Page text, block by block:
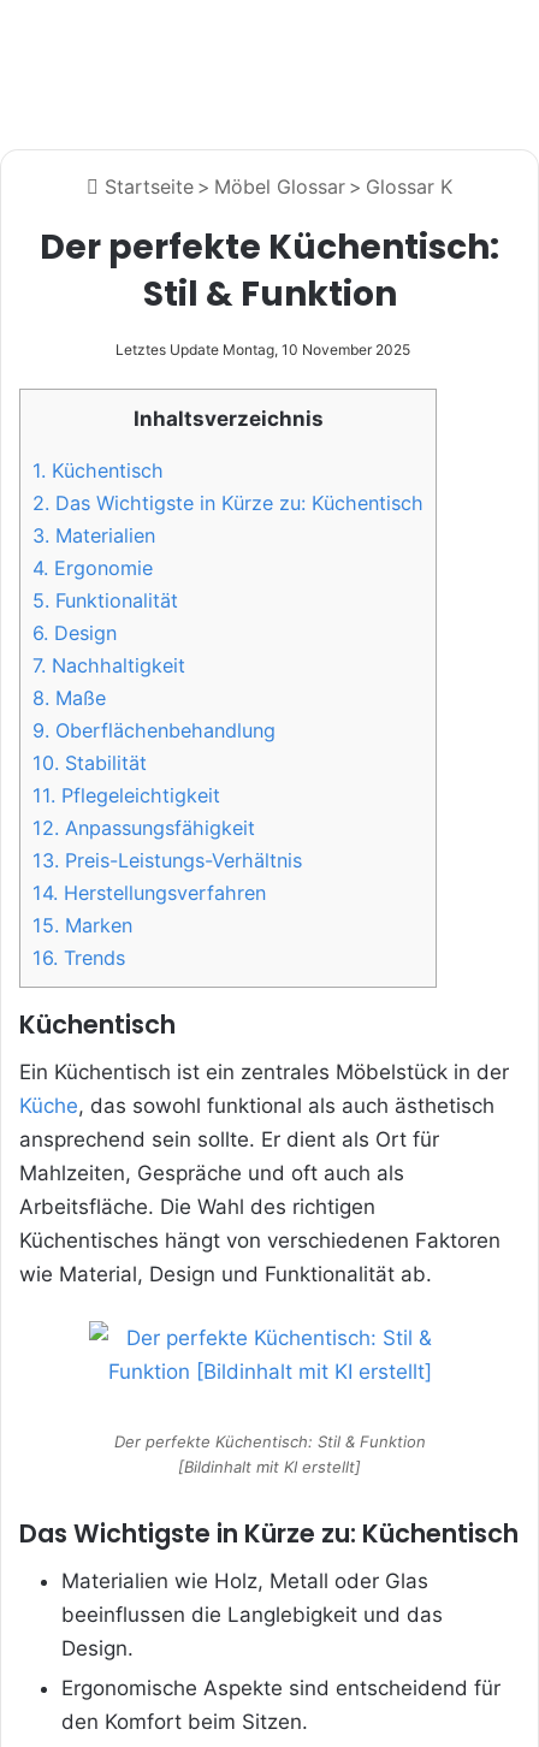
Startseite > Möbel Glossar > Glossar K
Der perfekte Küchentisch:
Stil & Funktion
Letztes Update Montag, 10 November 2025
Inhaltsverzeichnis
1. Küchentisch
2. Das Wichtigste in Kürze zu: Küchentisch
3. Materialien
4. Ergonomie
5. Funktionalität
6. Design
7. Nachhaltigkeit
8. Maße
9. Oberflächenbehandlung
10. Stabilität
11. Pflegeleichtigkeit
12. Anpassungsfähigkeit
13. Preis-Leistungs-Verhältnis
14. Herstellungsverfahren
15. Marken
16. Trends
Küchentisch
Ein Küchentisch ist ein zentrales Möbelstück in der
Küche, das sowohl funktional als auch ästhetisch
ansprechend sein sollte. Er dient als Ort für
Mahlzeiten, Gespräche und oft auch als
Arbeitsfläche. Die Wahl des richtigen
Küchentisches hängt von verschiedenen Faktoren
wie Material, Design und Funktionalität ab.
Der perfekte Küchentisch: Stil & Funktion
[Bildinhalt mit KI erstellt]
Das Wichtigste in Kürze zu: Küchentisch
Materialien wie Holz, Metall oder Glas
beeinflussen die Langlebigkeit und das
Design.
Ergonomische Aspekte sind entscheidend für
den Komfort beim Sitzen.